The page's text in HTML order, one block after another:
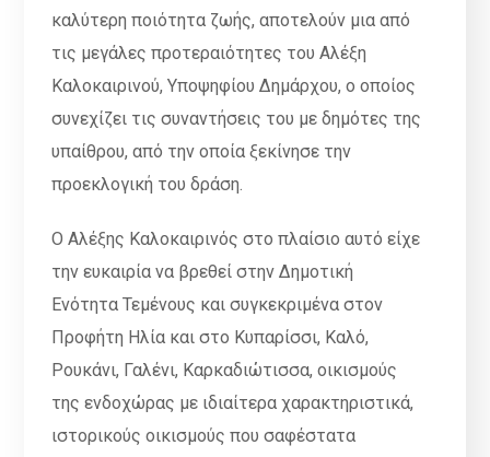
καλύτερη ποιότητα ζωής, αποτελούν μια από
τις μεγάλες προτεραιότητες του Αλέξη
Καλοκαιρινού, Υποψηφίου Δημάρχου, ο οποίος
συνεχίζει τις συναντήσεις του με δημότες της
υπαίθρου, από την οποία ξεκίνησε την
προεκλογική του δράση.
Ο Αλέξης Καλοκαιρινός στο πλαίσιο αυτό είχε
την ευκαιρία να βρεθεί στην Δημοτική
Ενότητα Τεμένους και συγκεκριμένα στον
Προφήτη Ηλία και στο Κυπαρίσσι, Καλό,
Ρουκάνι, Γαλένι, Καρκαδιώτισσα, οικισμούς
της ενδοχώρας με ιδιαίτερα χαρακτηριστικά,
ιστορικούς οικισμούς που σαφέστατα